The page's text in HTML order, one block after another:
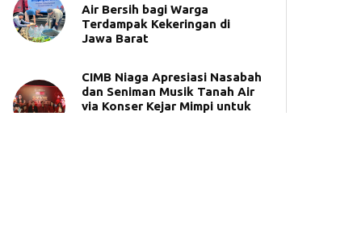
Air Bersih bagi Warga
Terdampak Kekeringan di
Jawa Barat
CIMB Niaga Apresiasi Nasabah
dan Seniman Musik Tanah Air
via Konser Kejar Mimpi untuk